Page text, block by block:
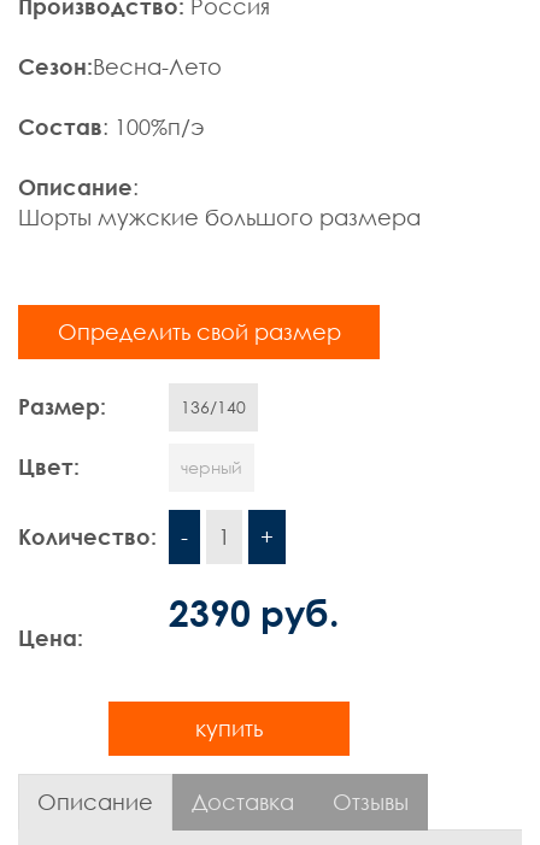
Кардиганы
Пиджаки
Пуловеры, Водолазки
Рубашки
Спортивная одежда
Футболки
Шарфы
Производство: Россия
Сезон:Весна-Лето
Состав: 100%п/э
Описание:
Шорты мужские большого размера
Определить свой размер
Размер: 136/140
Цвет: черный
Количество: - 1 +
Цена:
2390 руб.
купить
Описание Доставка Отзывы